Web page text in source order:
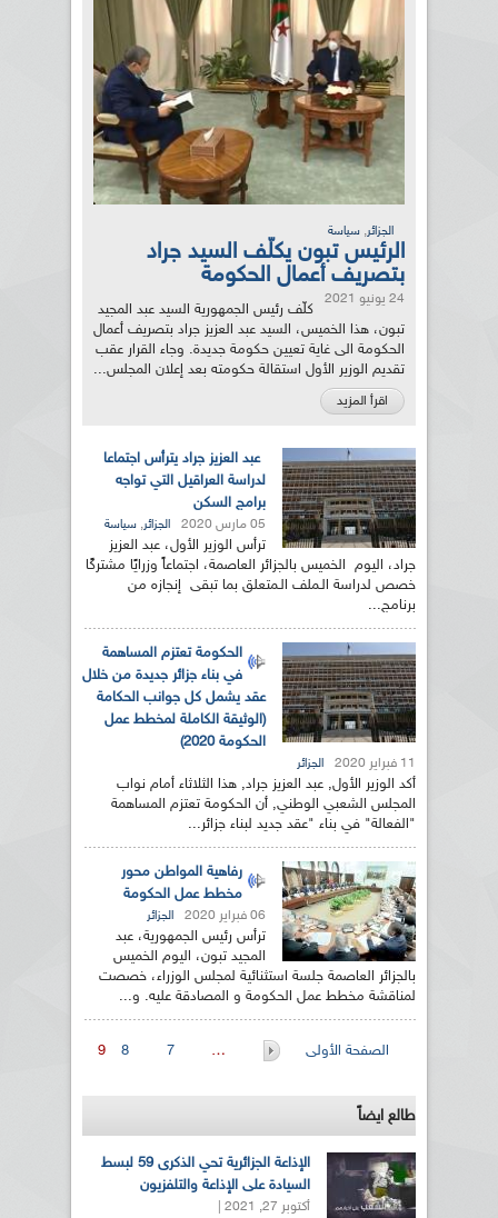
الجزائر, سياسة
الرئيس تبون يكلّف السيد جراد
بتصريف أعمال الحكومة
24 يونيو 2021
كلّف رئيس الجمهورية السيد عبد المجيد
تبون، هذا الخميس، السيد عبد العزيز جراد بتصريف أعمال
الحكومة الى غاية تعيين حكومة جديدة. وجاء القرار عقب
تقديم الوزير الأول استقالة حكومته بعد إعلان المجلس...
اقرأ المزيد
عبد العزيز جراد يترأس اجتماعا
لدراسة العراقيل التي تواجه
برامج السكن
05 مارس 2020 الجزائر, سياسة
ترأس الوزير الأول، عبد العزيز
جراد، اليوم الخميس بالجزائر العاصمة، اجتماعاً وزرايًا مشتركًا
خصص لدراسة الـملف الـمتعلق بما تبقى إنجازه من
برنامج...
الحكومة تعتزم المساهمة
في بناء جزائر جديدة من خلال
عقد يشمل كل جوانب الحكامة
(الوثيقة الكاملة لمخطط عمل
الحكومة 2020)
11 فبراير 2020 الجزائر
أكد الوزير الأول, عبد العزيز جراد, هذا الثلاثاء أمام نواب
المجلس الشعبي الوطني, أن الحكومة تعتزم المساهمة
"الفعالة" في بناء "عقد جديد لبناء جزائر...
رفاهية المواطن محور
مخطط عمل الحكومة
06 فبراير 2020 الجزائر
ترأس رئيس الجمهورية، عبد
المجيد تبون، اليوم الخميس
بالجزائر العاصمة جلسة استثنائية لمجلس الوزراء، خصصت
لمناقشة مخطط عمل الحكومة و المصادقة عليه. و...
الصفحات
الصفحة الأولى …
7
8
9
طالع ايضاً
الإذاعة الجزائرية تحي الذكرى 59 لبسط
السيادة على الإذاعة والتلفزيون
أكتوبر 27, 2021 |